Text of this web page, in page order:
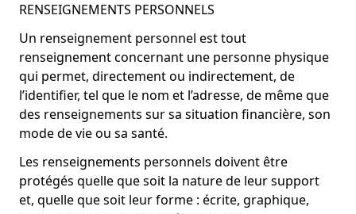
RENSEIGNEMENTS PERSONNELS
Un renseignement personnel est tout
renseignement concernant une personne physique
qui permet, directement ou indirectement, de
l’identifier, tel que le nom et l’adresse, de même que
des renseignements sur sa situation financière, son
mode de vie ou sa santé.
Les renseignements personnels doivent être
protégés quelle que soit la nature de leur support
et, quelle que soit leur forme : écrite, graphique,